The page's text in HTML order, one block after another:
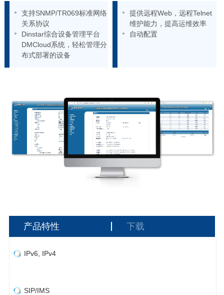
支持SNMP/TR069标准网络
关系协议
Dinstar综合设备管理平台
DMCloud系统，轻松管理分
布式部署的设备
提供远程Web，远程Telnet
维护能力，提高运维效率
自动配置
产品特性 下载
IPv6, IPv4
SIP/IMS